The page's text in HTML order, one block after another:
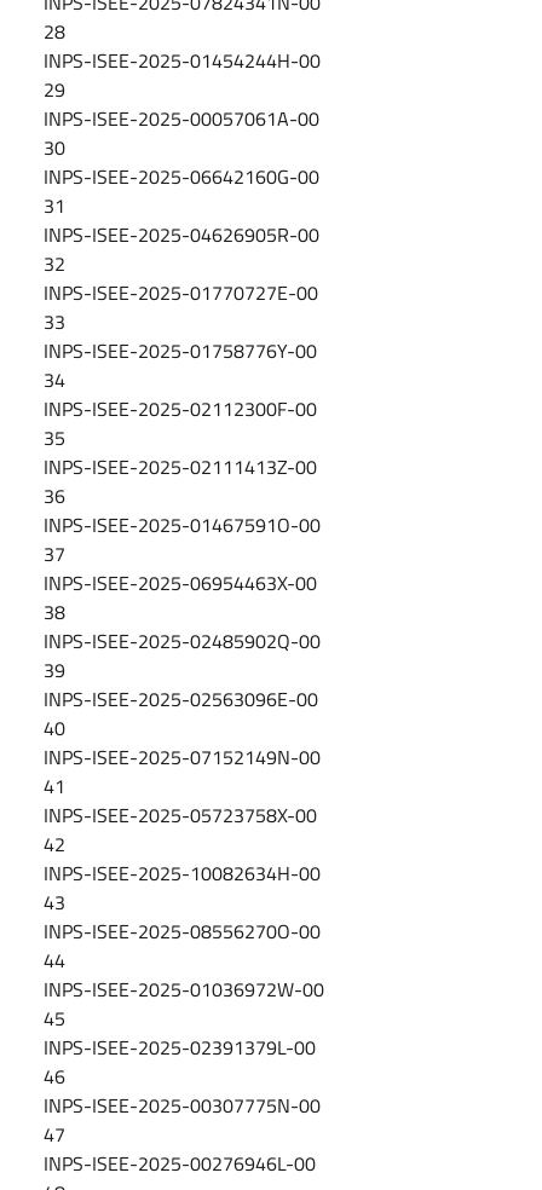
28
INPS-ISEE-2025-01454244H-00
29
INPS-ISEE-2025-00057061A-00
30
INPS-ISEE-2025-06642160G-00
31
INPS-ISEE-2025-04626905R-00
32
INPS-ISEE-2025-01770727E-00
33
INPS-ISEE-2025-01758776Y-00
34
INPS-ISEE-2025-02112300F-00
35
INPS-ISEE-2025-02111413Z-00
36
INPS-ISEE-2025-01467591O-00
37
INPS-ISEE-2025-06954463X-00
38
INPS-ISEE-2025-02485902Q-00
39
INPS-ISEE-2025-02563096E-00
40
INPS-ISEE-2025-07152149N-00
41
INPS-ISEE-2025-05723758X-00
42
INPS-ISEE-2025-10082634H-00
43
INPS-ISEE-2025-08556270O-00
44
INPS-ISEE-2025-01036972W-00
45
INPS-ISEE-2025-02391379L-00
46
INPS-ISEE-2025-00307775N-00
47
INPS-ISEE-2025-00276946L-00